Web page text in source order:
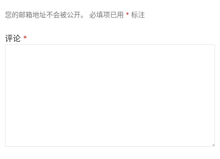
您的邮箱地址不会被公开。 必填项已用 * 标注
评论 *